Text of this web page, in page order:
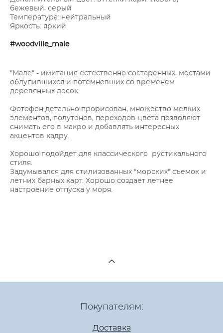
бежевый, серый
Температура: нейтральный
Яркость: яркий
#woodville_male
"Мале" - имитация естественно состаренных, местами
облупившихся и потемневших со временем
деревянных досок.
Фотофон детально прорисован, множество мелких
элементов, полутонов, переходов цвета позволяют
снимать его в макро и добавлять интересных
акцентов кадру.
Хорошо подойдет для классического рустикального
стиля.
Задумывался для стилизованных "морских" съемок и
летних барных карт. Хорошо создает летнее
настроение отпуска у моря.
Покупателям:
Доставка